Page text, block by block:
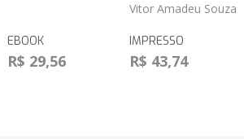
EBOOK
R$ 29,56
Vitor Amadeu Souza
IMPRESSO
R$ 43,74